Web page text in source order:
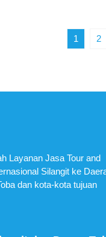
1 2
Layanan Jasa Tour and
Silangit ke
dan kota-kota tujuan